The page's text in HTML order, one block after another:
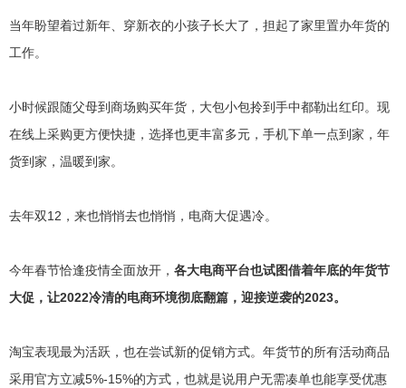
当年盼望着过新年、穿新衣的小孩子长大了，担起了家里置办年货的
工作。
小时候跟随父母到商场购买年货，大包小包拎到手中都勒出红印。现
在线上采购更方便快捷，选择也更丰富多元，手机下单一点到家，年
货到家，温暖到家。
去年双12，来也悄悄去也悄悄，电商大促遇冷。
今年春节恰逢疫情全面放开， 各大电商平台也试图借着年底的年货节
大促，让2022冷清的电商环境彻底翻篇，迎接逆袭的2023。
淘宝表现最为活跃，也在尝试新的促销方式。年货节的所有活动商品
采用官方立减5%-15%的方式，也就是说用户无需凑单也能享受优惠